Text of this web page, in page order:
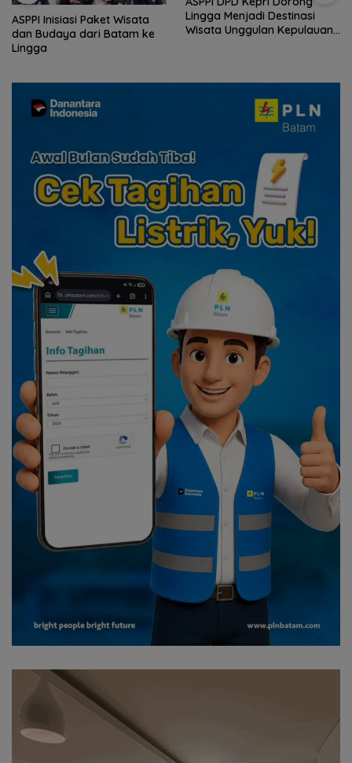
ASPPI Inisiasi Paket Wisata
dan Budaya dari Batam ke
Lingga
Lingga Menjadi Destinasi
Wisata Unggulan Kepulauan